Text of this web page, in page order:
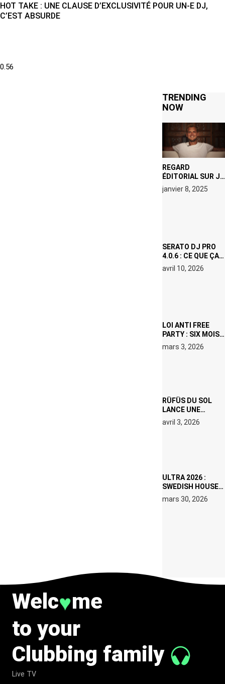
HOT TAKE : UNE CLAUSE D’EXCLUSIVITÉ POUR UN-E DJ,
C’EST ABSURDE
TRENDING
NOW
REGARD
ÉDITORIAL SUR JE
M’APPELLE TIM
(NETFLIX) : AVICII,
janvier 8, 2025
SERATO DJ PRO
4.0.6 : CE QUE ÇA
CHANGE, MÊME SI
VOUS N’ÊTES NI
avril 10, 2026
LOI ANTI FREE
PARTY : SIX MOIS
DE PRISON ET 5
000 € D’AMENDE
mars 3, 2026
RÜFÜS DU SOL
LANCE UNE
RÉSIDENCE DJ
SET DE QUATRE
avril 3, 2026
ULTRA 2026 :
SWEDISH HOUSE
MAFIA RETROUVE
ERIC PRYDZ DANS
mars 30, 2026
Welc♥me
to your
Clubbing family
Live TV